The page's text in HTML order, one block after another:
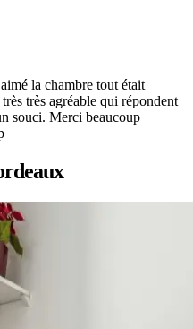
la chambre tout était
très agréable qui répondent
souci. Merci beaucoup